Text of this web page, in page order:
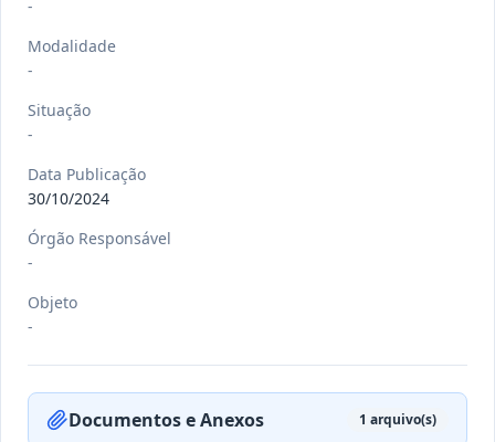
-
-/- PORT nº 031 GB/2026
-
Modalidade
-
Situação
-
Data Publicação
30/10/2024
Órgão Responsável
-
Objeto
-
Documentos e Anexos 1 arquivo(s)